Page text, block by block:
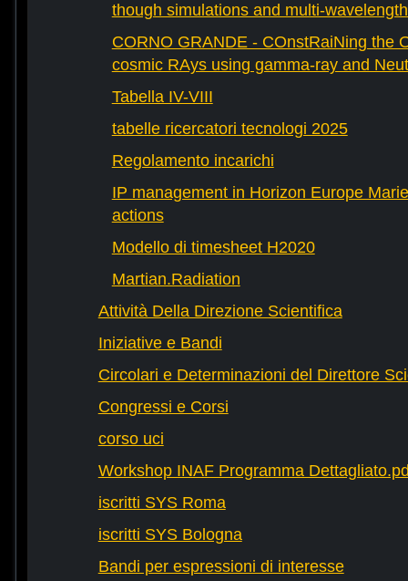
though simulations and multi-
CORNO GRANDE - COnstRaiNing the
cosmic RAys using gamma-ray and
Tabella IV-VIII
tabelle ricercatori tecnologi 2025
Regolamento incarichi
IP management in Horizon Europe
actions
Modello di timesheet H2020
Martian.Radiation
Attività Della Direzione Scientifica
Iniziative e Bandi
Circolari e Determinazioni del Direttore
Congressi e Corsi
corso uci
Workshop INAF Programma
iscritti SYS Roma
iscritti SYS Bologna
Bandi per espressioni di interesse